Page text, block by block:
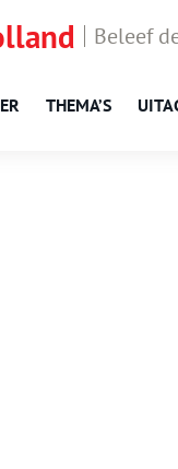
Beleef
THEMA’S